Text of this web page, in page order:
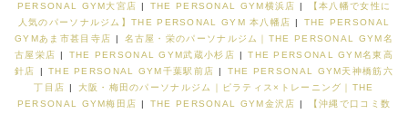
PERSONAL GYM大宮店 | THE PERSONAL GYM横浜店 |
【本八幡で女性に
人気のパーソナルジム】THE PERSONAL GYM 本八幡店 |
THE PERSONAL
GYMあま市甚目寺店 |
名古屋・栄のパーソナルジム｜THE PERSONAL GYM名
古屋栄店 | THE PERSONAL GYM武蔵小杉店 |
THE PERSONAL GYM名東高
針店
| THE PERSONAL GYM千葉駅前店 |
THE PERSONAL GYM天神橋筋六
丁目店 |
大阪・梅田のパーソナルジム｜ピラティス×トレーニング｜THE
PERSONAL GYM梅田店 | THE PERSONAL GYM金沢店 | 【沖縄で口コミ数